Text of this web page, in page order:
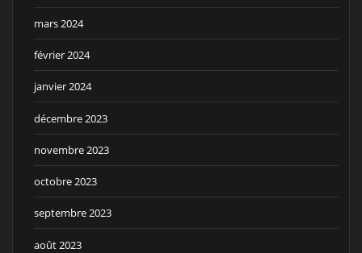
mars 2024
février 2024
janvier 2024
décembre 2023
novembre 2023
octobre 2023
septembre 2023
août 2023